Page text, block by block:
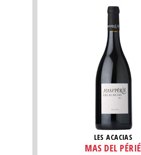
LES ACACIAS
MAS DEL PÉRIÉ